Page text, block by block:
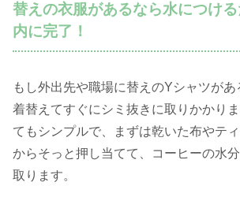
替えの衣服があるなら水につけ
内に完了！
もし外出先や職場に替えのYシャツが
着替えてすぐにシミ抜きに取りかかり
てもシンプルで、まずは乾いた布やテ
からそっと押し当てて、コーヒーの水
取ります。